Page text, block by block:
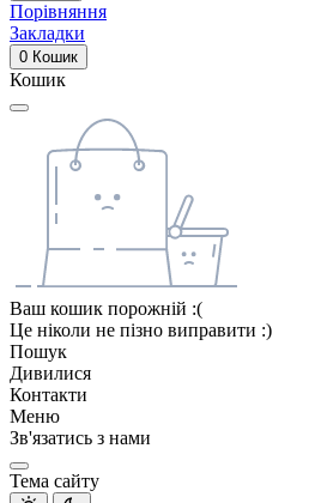
Порівняння
Закладки
0 Кошик
Кошик
Ваш кошик порожній :(
Це ніколи не пізно виправити :)
Пошук
Дивилися
Контакти
Меню
Зв'язатись з нами
Тема сайту